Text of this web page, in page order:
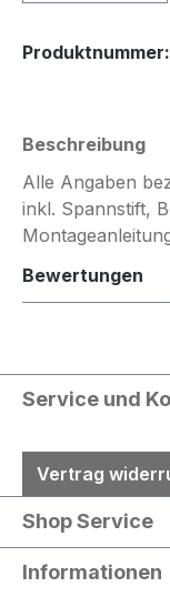
Produktnummer:
Beschreibung
Alle Angaben
inkl. Spannstift,
Bewertungen
Service und
Vertrag
Shop Service
Informationen